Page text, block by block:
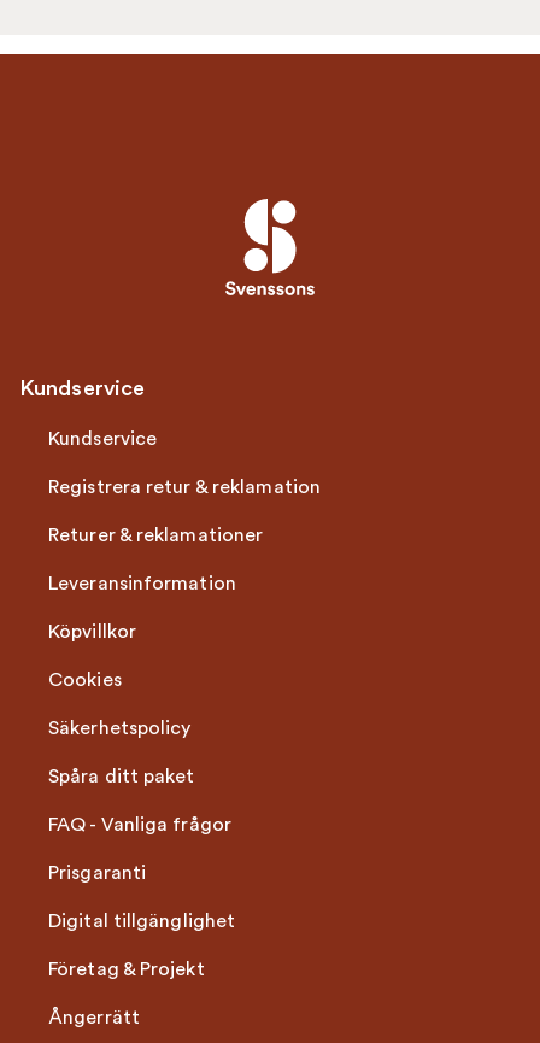
Kundservice
Kundservice
Registrera retur & reklamation
Returer & reklamationer
Leveransinformation
Köpvillkor
Cookies
Säkerhetspolicy
Spåra ditt paket
FAQ - Vanliga frågor
Prisgaranti
Digital tillgänglighet
Företag & Projekt
Ångerrätt